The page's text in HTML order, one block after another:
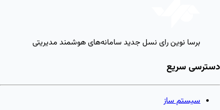
برسا نوین رای نسل جدید سامانه‌های هوشمند مدیریتی
دسترسی سریع
سیستم ساز